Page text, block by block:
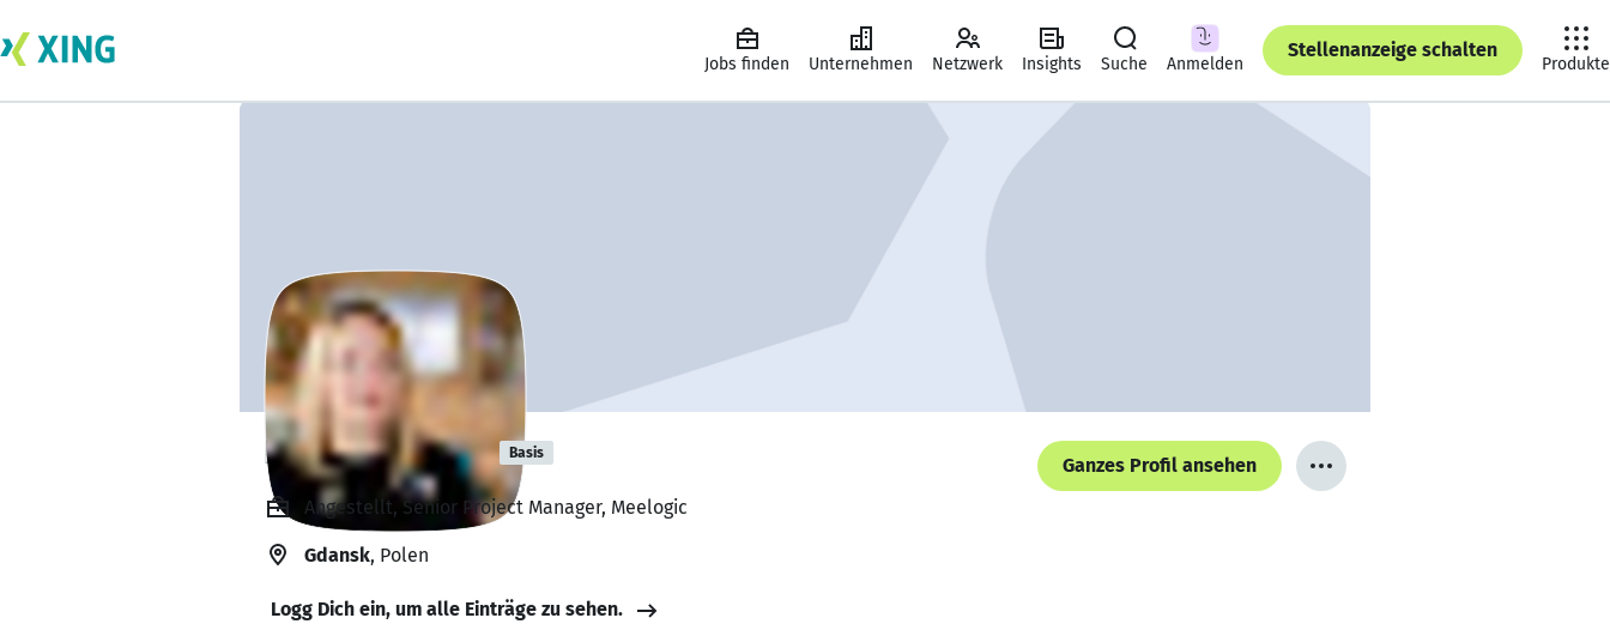
Jobs finden Unternehmen Netzwerk Insights Suche Anmelden
Stellenanzeige schalten
Produkte
Beata Napieraj Basis
Ganzes Profil ansehen
Angestellt, Senior Project Manager, Meelogic
Gdansk, Polen
Logg Dich ein, um alle Einträge zu sehen.